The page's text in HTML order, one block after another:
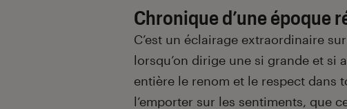
Chronique d’une époque
C’est un éclairage extraordinaire
lorsqu’on dirige une si grande et si
entière le renom et le respect dans
l’emporter sur les sentiments, que